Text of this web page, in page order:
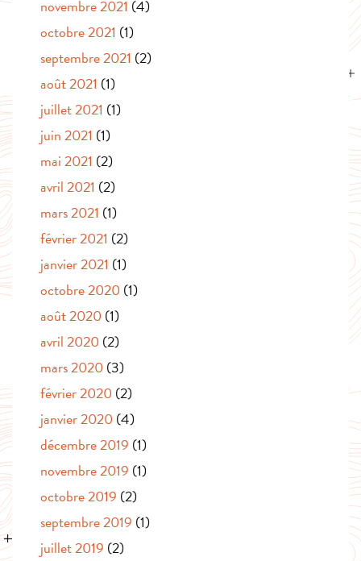
novembre 2021 (4)
octobre 2021 (1)
septembre 2021 (2)
août 2021 (1)
juillet 2021 (1)
juin 2021 (1)
mai 2021 (2)
avril 2021 (2)
mars 2021 (1)
février 2021 (2)
janvier 2021 (1)
octobre 2020 (1)
août 2020 (1)
avril 2020 (2)
mars 2020 (3)
février 2020 (2)
janvier 2020 (4)
décembre 2019 (1)
novembre 2019 (1)
octobre 2019 (2)
septembre 2019 (1)
juillet 2019 (2)